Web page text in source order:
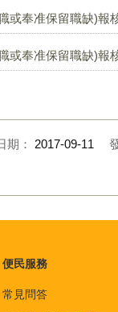
或奉准保留職缺)報
或奉准保留職缺)報
期： 2017-09-11
便民服務
常見問答